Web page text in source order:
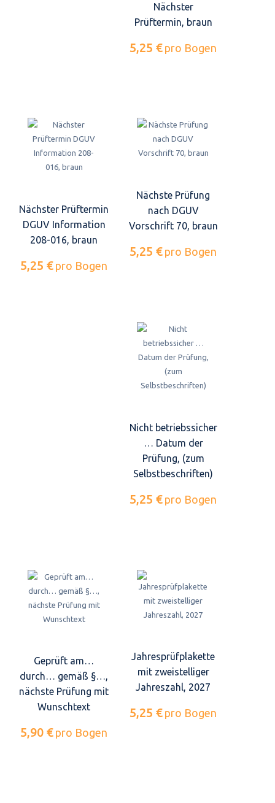
Nächster
Prüftermin, braun
5,25 € pro Bogen
Nächster Prüftermin
DGUV Information
208-016, braun
5,25 € pro Bogen
Nächste Prüfung
nach DGUV
Vorschrift 70, braun
5,25 € pro Bogen
Nicht betriebssicher
… Datum der
Prüfung, (zum
Selbstbeschriften)
5,25 € pro Bogen
Geprüft am…
durch… gemäß §…,
nächste Prüfung mit
Wunschtext
5,90 € pro Bogen
Jahresprüfplakette
mit zweistelliger
Jahreszahl, 2027
5,25 € pro Bogen